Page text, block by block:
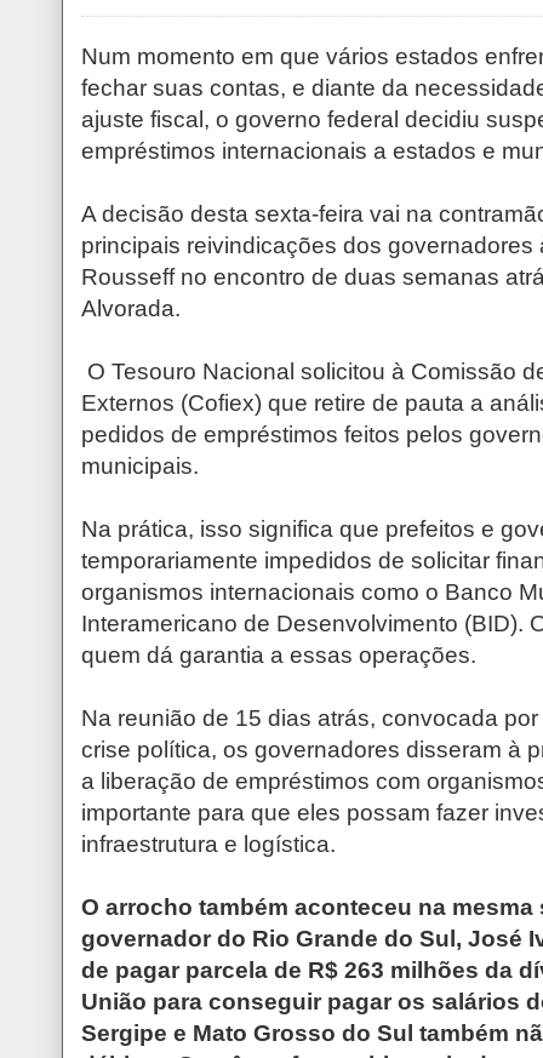
Num momento em que vários estados
fechar suas contas, e diante da
ajuste fiscal, o governo federal decidiu
empréstimos internacionais a estados e
A decisão desta sexta-feira vai na
principais reivindicações dos governadores
Rousseff no encontro de duas semanas
Alvorada.
O Tesouro Nacional solicitou à Comissão
Externos (Cofiex) que retire de pauta a
pedidos de empréstimos feitos pelos
municipais.
Na prática, isso significa que prefeitos e
temporariamente impedidos de solicitar
organismos internacionais como o Banco
Interamericano de Desenvolvimento (BID).
quem dá garantia a essas operações.
Na reunião de 15 dias atrás, convocada
crise política, os governadores disseram à
a liberação de empréstimos com
importante para que eles possam fazer
infraestrutura e logística.
O arrocho também aconteceu na mesma
governador do Rio Grande do Sul, José
de pagar parcela de R$ 263 milhões da
União para conseguir pagar os salários
Sergipe e Mato Grosso do Sul também